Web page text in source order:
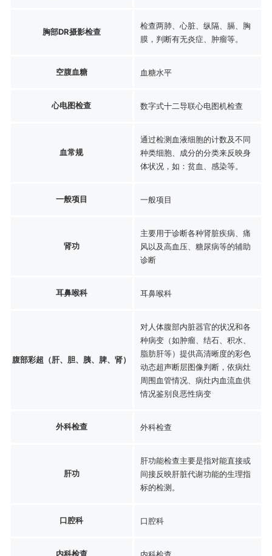
胸部DR摄影检查
检查两肺、心脏、纵隔、膈、胸
膜，判断有无炎症、肿瘤等。
空腹血糖 血糖水平
心电图检查 数字式十二导联心电图机检查
血常规
通过检测血液细胞的计数及不同
种类细胞、成分的分类来反映身
体状况，如：贫血、感染等。
一般项目 一般项目
肾功
主要用于诊断各种肾脏疾病、痛
风以及高血压、糖尿病等的辅助
诊断
耳鼻喉科 耳鼻喉科
腹部彩超（肝、胆、胰、脾、肾）
对人体腹部内脏器官的状况和各
种病变（如肿瘤、结石、积水、
脂肪肝等）提供高清晰度的彩色
动态超声断层图像判断，依病灶
周围血管情况、病灶内血流血供
情况鉴别良恶性病变
外科检查 外科检查
肝功
肝功能检查主要是指对能直接或
间接反映肝脏代谢功能的生理指
标的检测。
口腔科 口腔科
内科检查 内科检查